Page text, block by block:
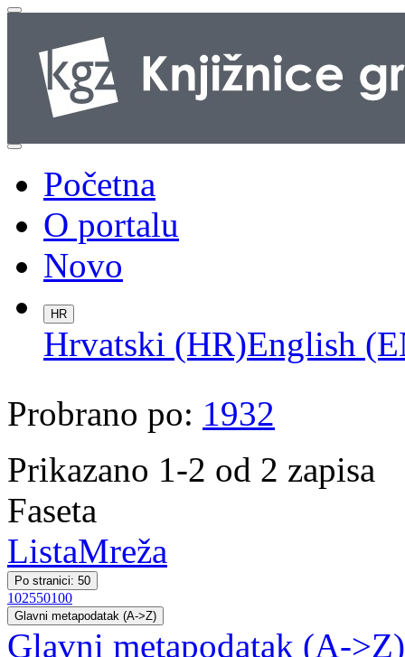
Početna
O portalu
Novo
HR
Hrvatski (HR)English
Probrano po: 1932
Prikazano 1-2 od 2 zapisa
Faseta
ListaMreža
Po stranici: 50
102550100
Glavni metapodatak (A->Z)
Glavni metapodatak (A->Z)